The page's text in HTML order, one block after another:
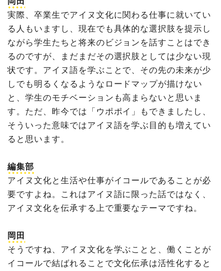
実際、卒業生でアイヌ文化に関わる仕事に就いてい
る人もいますし、現在でも具体的な選択肢を提示し
ながら学生たちと将来のビジョンを話すことはでき
るのですが、まだまだその選択肢としては少ない現
状です。アイヌ語を学ぶことで、その先の未来が少
しでも明るくなるようなロードマップが描けない
と、学生のモチベーションも高まらないと思いま
す。ただ、昨今では「ウポポイ」もできましたし、
そういった意味ではアイヌ語を学ぶ目的も増えてい
ると思います。
編集部
アイヌ文化と生活や仕事がイコールであることが必
要ですよね。これはアイヌ語に限った話ではなく、
アイヌ文化を伝承する上で重要なテーマですね。
岡田
そうですね、アイヌ文化を学ぶことと、働くことが
イコールで結ばれることで文化伝承は活性化すると